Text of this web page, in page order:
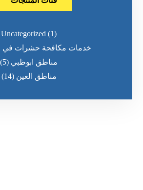
Uncategorized (1)
خدمات مكافحة حشرات في
مناطق ابوظبي (5)
مناطق العين (14)